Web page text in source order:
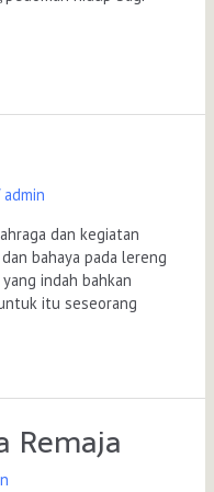
admin
dan kegiatan
bahaya pada lereng
indah bahkan
itu seseorang
Remaja